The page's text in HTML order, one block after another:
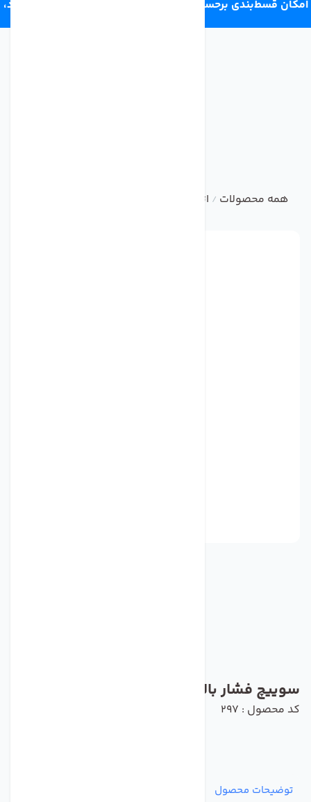
امکان قسط‌بندی برحسب اعتبار ترب‌پی 4 قسط ماهانه. بدون سود،
همه محصولات / اتصالات تصفیه آب خانگی
سوییچ فشار بالا تصفیه کننده آب تایوان
کد محصول : 297
توضیحات محصول